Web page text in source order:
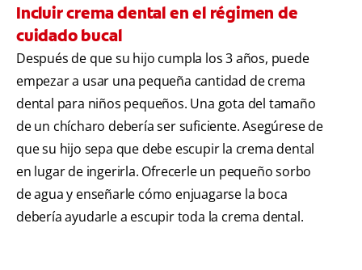
Incluir crema dental en el régimen de
cuidado bucal
Después de que su hijo cumpla los 3 años, puede
empezar a usar una pequeña cantidad de crema
dental para niños pequeños. Una gota del tamaño
de un chícharo debería ser suficiente. Asegúrese de
que su hijo sepa que debe escupir la crema dental
en lugar de ingerirla. Ofrecerle un pequeño sorbo
de agua y enseñarle cómo enjuagarse la boca
debería ayudarle a escupir toda la crema dental.